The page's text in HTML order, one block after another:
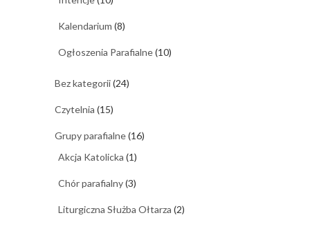
Kalendarium (8)
Ogłoszenia Parafialne(10)
Bez kategorii(24)
Czytelnia (15)
Grupy parafialne(16)
Akcja Katolicka (1)
Chór parafialny(3)
Liturgiczna Służba Ołtarza (2)